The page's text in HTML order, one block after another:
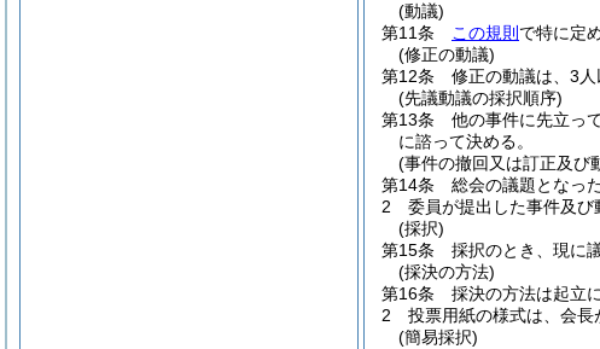
(動議)
第11条
この規則 で特に定
(修正の動議)
第12条
修正の動議は、3
(先議動議の採択順序)
第13条
他の事件に先立っ
に諮って決める。
(事件の撤回又は訂正及び
第14条
総会の議題となっ
2
委員が提出した事件及び
(採択)
第15条
採択のとき、現に
(採決の方法)
第16条
採決の方法は起立
2
投票用紙の様式は、会長
(簡易採択)